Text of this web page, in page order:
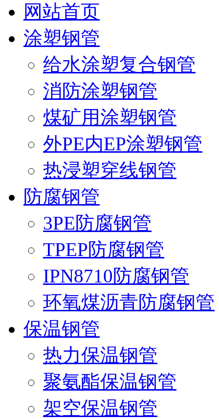
网站首页
涂塑钢管
给水涂塑复合钢管
消防涂塑钢管
煤矿用涂塑钢管
外PE内EP涂塑钢管
热浸塑穿线钢管
防腐钢管
3PE防腐钢管
TPEP防腐钢管
IPN8710防腐钢管
环氧煤沥青防腐钢管
保温钢管
热力保温钢管
聚氨酯保温钢管
架空保温钢管